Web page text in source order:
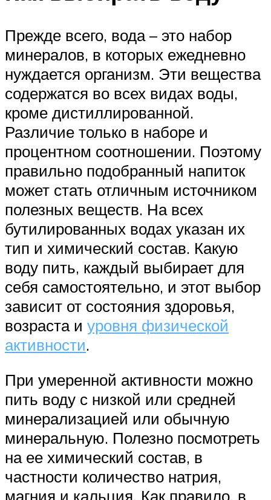
Прежде всего, вода – это набор
минералов, в которых ежедневно
нуждается организм. Эти вещества
содержатся во всех видах воды,
кроме дистиллированной.
Различие только в наборе и
процентном соотношении. Поэтому
правильно подобранный напиток
может стать отличным источником
полезных веществ. На всех
бутилированных водах указан их
тип и химический состав. Какую
воду пить, каждый выбирает для
себя самостоятельно, и этот выбор
зависит от состояния здоровья,
возраста и уровня физической
активности.
При умеренной активности можно
пить воду с низкой или средней
минерализацией или обычную
минеральную. Полезно посмотреть
на ее химический состав, в
частности количество натрия,
магния и кальция. Как правило, в